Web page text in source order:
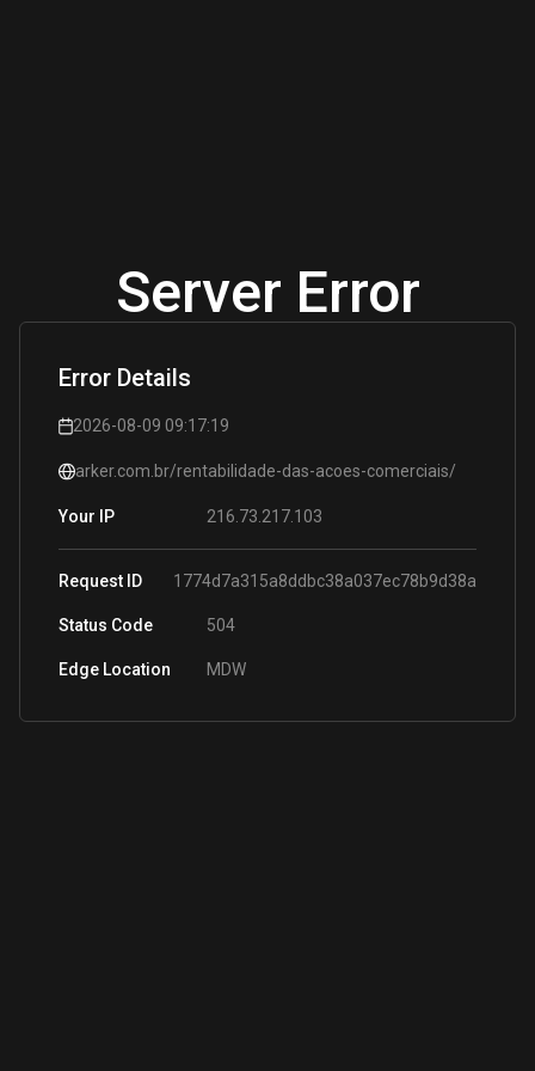
Server Error
Error Details
2026-08-09 09:17:19
arker.com.br/rentabilidade-das-acoes-comerciais/
Your IP 216.73.217.103
Request ID 1774d7a315a8ddbc38a037ec78b9d38a
Status Code 504
Edge Location MDW